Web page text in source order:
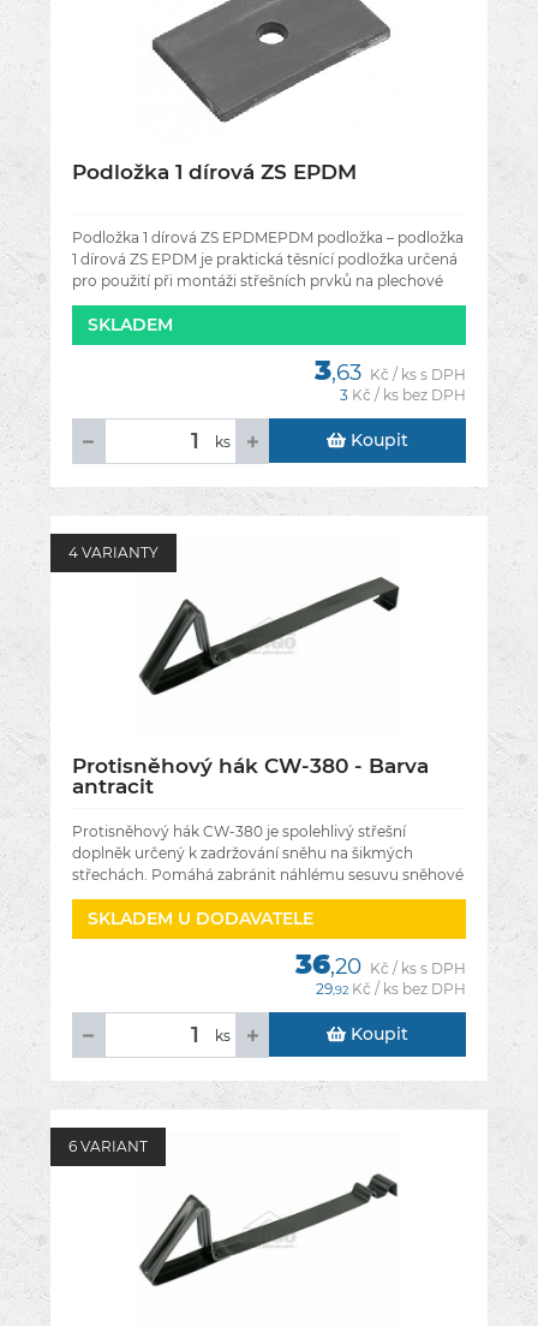
Podložka 1 dírová ZS EPDM
Podložka 1 dírová ZS EPDMEPDM podložka – podložka
1 dírová ZS EPDM je praktická těsnící podložka určená
pro použití při montáži střešních prvků na plechové
krytiny. Podložka
SKLADEM
3,63 Kč / ks s DPH
3 Kč / ks bez DPH
ks Koupit
4 VARIANTY
Protisněhový hák CW-380 - Barva
antracit
Protisněhový hák CW-380 je spolehlivý střešní
doplněk určený k zadržování sněhu na šikmých
střechách. Pomáhá zabránit náhlému sesuvu sněhové
pokrývky, čímž chrání
SKLADEM U DODAVATELE
36,20 Kč / ks s DPH
29,92 Kč / ks bez DPH
ks Koupit
6 VARIANT